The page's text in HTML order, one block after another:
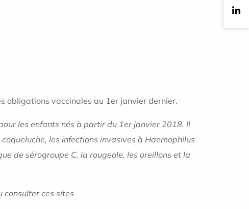
obligations vaccinales au 1er janvier dernier.
les enfants nés à partir du 1er janvier 2018. Il
les infections invasives à Haemophilus
de sérogroupe C, la rougeole, les oreillons et la
consulter ces sites